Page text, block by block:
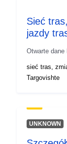
Sieć
jazdy
Otwarte dane
sieć tras,
Targovishte
UNKNOWN